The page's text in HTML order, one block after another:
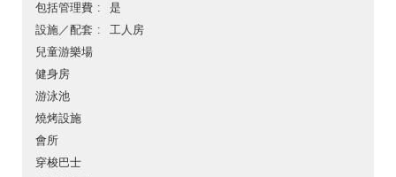
包括管理費
是
設施／配套
工人房
兒童游樂場
健身房
游泳池
燒烤設施
會所
穿梭巴士